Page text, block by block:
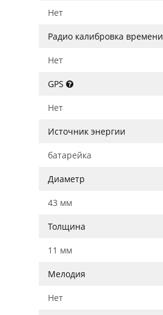
Нет
Радио калибровка времени
Нет
GPS
Нет
Источник энергии
батарейка
Диаметр
43 мм
Толщина
11 мм
Мелодия
Нет